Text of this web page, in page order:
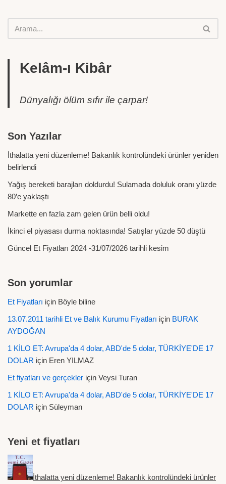
Kelâm-ı Kibâr
Dünyalığı ölüm sıfır ile çarpar!
Son Yazılar
İthalatta yeni düzenleme! Bakanlık kontrolündeki ürünler yeniden
belirlendi
Yağış bereketi barajları doldurdu! Sulamada doluluk oranı yüzde
80’e yaklaştı
Markette en fazla zam gelen ürün belli oldu!
İkinci el piyasası durma noktasında! Satışlar yüzde 50 düştü
Güncel Et Fiyatları 2024 -31/07/2026 tarihli kesim
Son yorumlar
Et Fiyatları için Böyle biline
13.07.2011 tarihli Et ve Balık Kurumu Fiyatları için BURAK
AYDOĞAN
1 KİLO ET: Avrupa'da 4 dolar, ABD'de 5 dolar, TÜRKİYE'DE 17
DOLAR için Eren YILMAZ
Et fiyatları ve gerçekler için Veysi Turan
1 KİLO ET: Avrupa'da 4 dolar, ABD'de 5 dolar, TÜRKİYE'DE 17
DOLAR için Süleyman
Yeni et fiyatları
İthalatta yeni düzenleme! Bakanlık kontrolündeki ürünler